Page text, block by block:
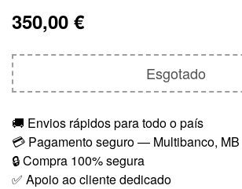
350,00 €
Esgotado
🚚 Envios rápidos para todo o país
💳 Pagamento seguro — Multibanco, MB
🔒 Compra 100% segura
✅ Apoio ao cliente dedicado